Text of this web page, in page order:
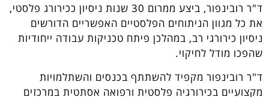
ד"ר רובינפור, ביצע ממרום 30 שנות ניסיון ככירורג פלסטי,
את כל מגוון הניתוחים הפלסטיים האפשריים הדורשים
ניסיון כירורגי רב, במהלכן פיתח טכניקות עבודה ייחודיות
שהפכו מודל לחיקוי.
ד"ר רובינפור מקפיד להשתתף בכנסים והשתלמויות
מקצועיים בכירורגיה פלסטית ורפואה אסתטית במרכזים